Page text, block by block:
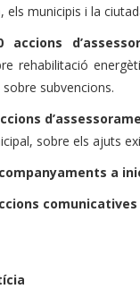
els municipis i la
accions
rehabilitació
subvencions.
sobre els ajuts
a